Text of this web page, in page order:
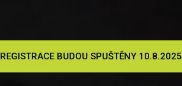
REGISTRACE BUDOU SPUŠTĚNY 10.8.2025